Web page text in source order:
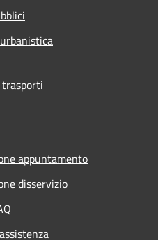
appuntamento
disservizio